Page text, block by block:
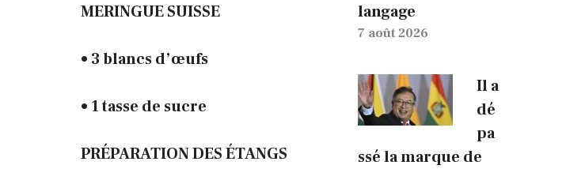
MERINGUE SUISSE
• 3 blancs d’œufs
• 1 tasse de sucre
PRÉPARATION DES ÉTANGS
langage
7 août 2026
Il a
dé
pa
ssé la marque de